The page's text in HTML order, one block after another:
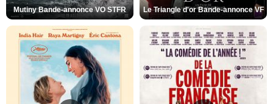
Mutiny Bande-annonce VO STFR Le Triangle d'or Bande-annonce VF